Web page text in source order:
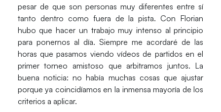
pesar de que son personas muy diferentes entre sí
tanto dentro como fuera de la pista. Con Florian
hubo que hacer un trabajo muy intenso al principio
para ponernos al día. Siempre me acordaré de las
horas que pasamos viendo vídeos de partidos en el
primer torneo amistoso que arbitramos juntos. La
buena noticia: no había muchas cosas que ajustar
porque ya coincidíamos en la inmensa mayoría de los
criterios a aplicar.